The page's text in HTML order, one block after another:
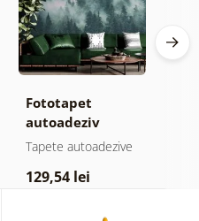
Fototapet
autoadeziv
pădure în ceață
Tapete autoadezive
129,54 lei